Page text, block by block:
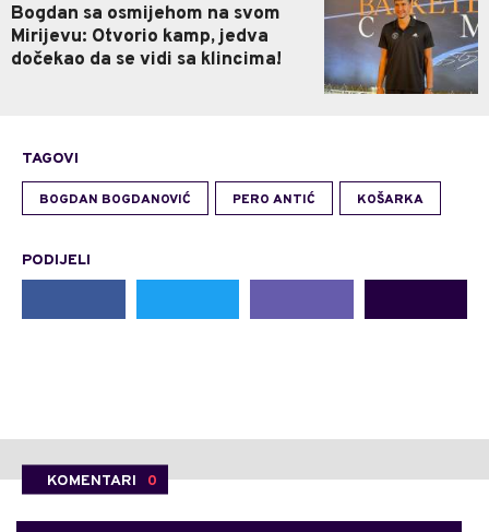
Bogdan sa osmijehom na svom
Mirijevu: Otvorio kamp, jedva
dočekao da se vidi sa klincima!
TAGOVI
BOGDAN BOGDANOVIĆ PERO ANTIĆ KOŠARKA
PODIJELI
KOMENTARI 0